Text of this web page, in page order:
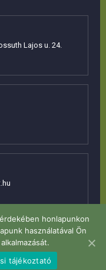
Lajos u. 24.
jog fenntartva.
honlapunkon
használatával Ön
tájékoztató